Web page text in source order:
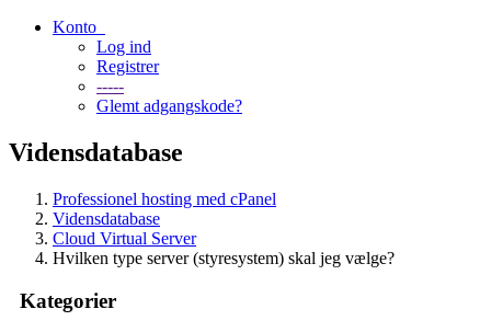
Konto
Log ind
Registrer
-----
Glemt adgangskode?
Vidensdatabase
Professionel hosting med cPanel
Vidensdatabase
Cloud Virtual Server
Hvilken type server (styresystem) skal jeg vælge?
Kategorier